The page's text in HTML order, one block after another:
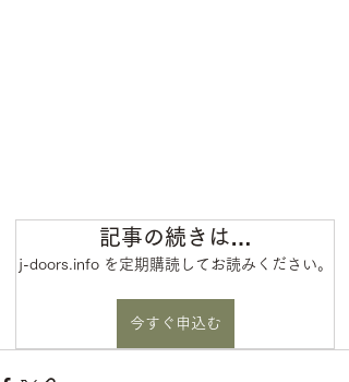
記事の続きは…
j-doors.info を定期購読してお読みください。
今すぐ申込む